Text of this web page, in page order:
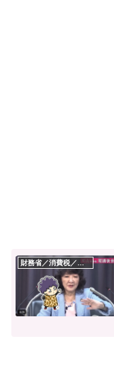
財務省／消費税／デフレ